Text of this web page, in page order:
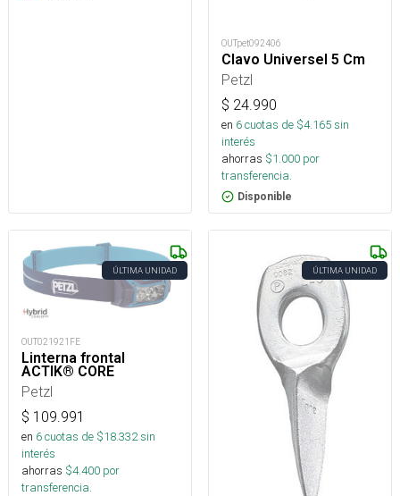
OUTpet092406
Clavo Universel 5 Cm
Petzl
$ 24.990
en 6cuotas de $4.165sin
interés
ahorras $1.000 por
transferencia.
Disponible
ÚLTIMA UNIDAD
OUT021921FE
Linterna frontal
ACTIK® CORE
Petzl
$ 109.991
en 6cuotas de $18.332sin
interés
ahorras $4.400 por
transferencia.
ÚLTIMA UNIDAD